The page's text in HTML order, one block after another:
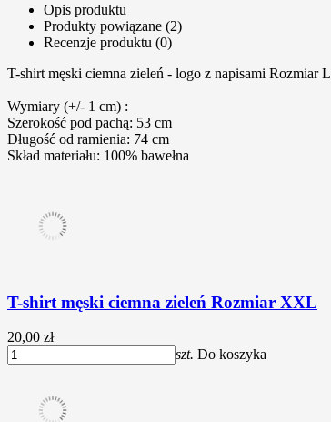
Opis produktu
Produkty powiązane (2)
Recenzje produktu (0)
T-shirt męski ciemna zieleń - logo z napisami Rozmiar L
Wymiary (+/- 1 cm) :
Szerokość pod pachą: 53 cm
Długość od ramienia: 74 cm
Skład materiału: 100% bawełna
T-shirt męski ciemna zieleń Rozmiar XXL
20,00 zł
szt. Do koszyka